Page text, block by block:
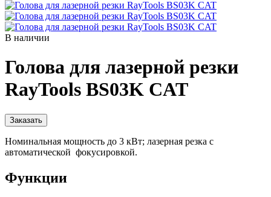
В наличии
Голова для лазерной резки
RayTools BS03K CAT
Заказать
Номинальная мощность до 3 кВт; лазерная резка с
автоматической фокусировкой.
Функции